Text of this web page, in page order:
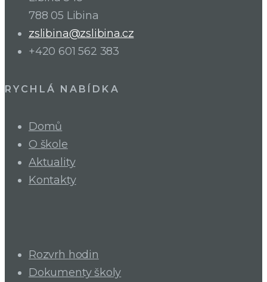
788 05 Libina
zslibina@zslibina.cz
+420 601 562 383
RYCHLÁ NABÍDKA
Domů
O škole
Aktuality
Kontakty
Rozvrh hodin
Dokumenty školy